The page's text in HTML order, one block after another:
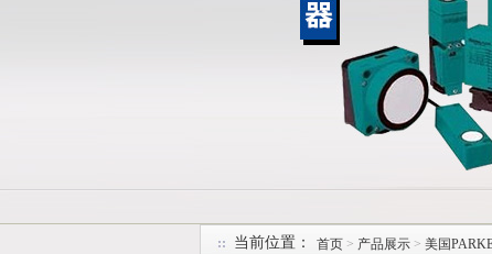
当前位置： 首页 > 产品展示 > 美国